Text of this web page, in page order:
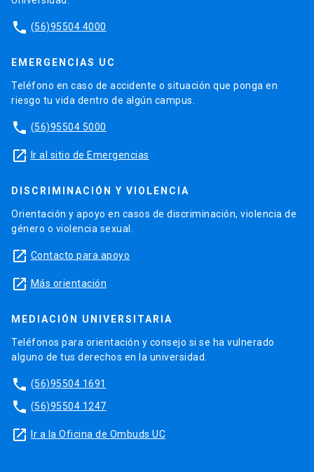
phone (56)95504 4000
EMERGENCIAS UC
Teléfono en caso de accidente o situación que ponga en
riesgo tu vida dentro de algún campus.
phone (56)95504 5000
launch Ir al sitio de Emergencias
DISCRIMINACIÓN Y VIOLENCIA
Orientación y apoyo en casos de discriminación, violencia de
género o violencia sexual.
launch Contacto para apoyo
launch Más orientación
MEDIACIÓN UNIVERSITARIA
Teléfonos para orientación y consejo si se ha vulnerado
alguno de tus derechos en la universidad.
phone (56)95504 1691
phone (56)95504 1247
launch Ir a la Oficina de Ombuds UC